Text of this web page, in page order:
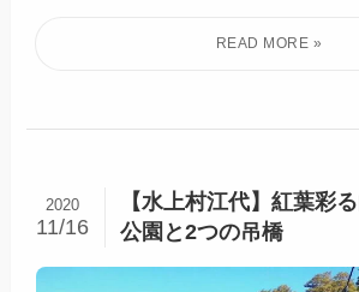
【水上村江代】紅葉彩
公園と2つの吊橋
2020
11/16